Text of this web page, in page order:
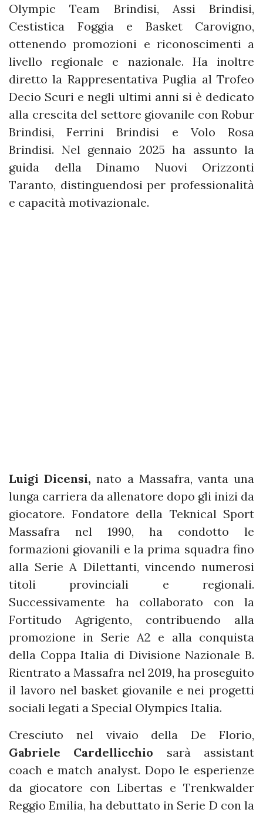
Olympic Team Brindisi, Assi Brindisi,
Cestistica Foggia e Basket Carovigno,
ottenendo promozioni e riconoscimenti a
livello regionale e nazionale. Ha inoltre
diretto la Rappresentativa Puglia al Trofeo
Decio Scuri e negli ultimi anni si è dedicato
alla crescita del settore giovanile con Robur
Brindisi, Ferrini Brindisi e Volo Rosa
Brindisi. Nel gennaio 2025 ha assunto la
guida della Dinamo Nuovi Orizzonti
Taranto, distinguendosi per professionalità
e capacità motivazionale.
Luigi Dicensi, nato a Massafra, vanta una
lunga carriera da allenatore dopo gli inizi da
giocatore. Fondatore della Teknical Sport
Massafra nel 1990, ha condotto le
formazioni giovanili e la prima squadra fino
alla Serie A Dilettanti, vincendo numerosi
titoli provinciali e regionali.
Successivamente ha collaborato con la
Fortitudo Agrigento, contribuendo alla
promozione in Serie A2 e alla conquista
della Coppa Italia di Divisione Nazionale B.
Rientrato a Massafra nel 2019, ha proseguito
il lavoro nel basket giovanile e nei progetti
sociali legati a Special Olympics Italia.
Cresciuto nel vivaio della De Florio,
Gabriele Cardellicchio sarà assistant
coach e match analyst. Dopo le esperienze
da giocatore con Libertas e Trenkwalder
Reggio Emilia, ha debuttato in Serie D con la